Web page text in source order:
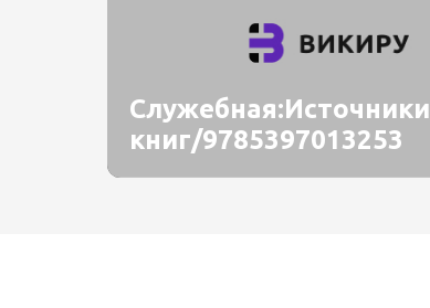
Служебная:Источники
книг/9785397013253